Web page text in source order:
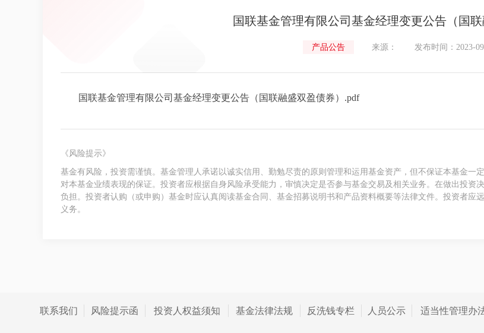
国联基金管理有限公司基金经理变更公告（国联
产品公告 来源： 发布时间：2023-
国联基金管理有限公司基金经理变更公告（国联融盛双盈债券）.pdf
《风险提示》
基金有风险，投资需谨慎。基金管理人承诺以诚实信用、勤勉尽责的原则管理和运用基金资产，但不保证本基金一
对本基金业绩表现的保证。投资者应根据自身风险承受能力，审慎决定是否参与基金交易及相关业务。在做出投资
负担。投资者认购（或申购）基金时应认真阅读基金合同、基金招募说明书和产品资料概要等法律文件。投资者应
义务。
联系我们 风险提示函 投资人权益须知 基金法律法规 反洗钱专栏 人员公示 适当性管理办